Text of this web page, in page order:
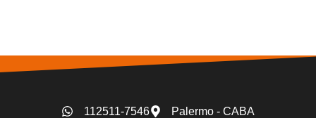
112511-7546 Palermo - CABA